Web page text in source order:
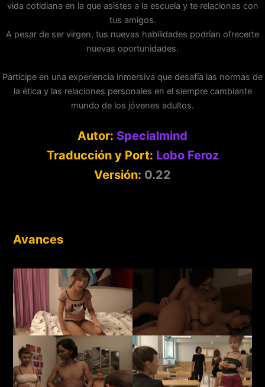
vida cotidiana en la que asistes a la escuela y te relacionas con
tus amigos.
A pesar de ser virgen, tus nuevas habilidades podrían ofrecerte
nuevas oportunidades.
Participe en una experiencia inmersiva que desafía las normas de
la ética y las relaciones personales en el siempre cambiante
mundo de los jóvenes adultos.
Autor: Specialmind
Traducción y Port: Lobo Feroz
Versión: 0.22
Avances